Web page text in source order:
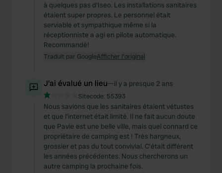
à quelques pas d'Iseo. Les installations sanitaires
étaient super propres. Le personnel était
serviable et sympathique même si la
réceptionniste a agi en pilote automatique.
Recommandé!
Traduit par GoogleAfficher l'original
J'ai évalué un lieu—il y a presque 2 ans
Sitecode: 55393
Nous savions que les sanitaires étaient vétustes
et que l'internet était limité. Il ne fait aucun doute
que Pavie est une belle ville, mais quel connard ce
propriétaire de camping est ! Très hargneux,
grossier et pas du tout convivial. C’était différent
les années précédentes. Nous chercherons un
autre camping la prochaine fois.